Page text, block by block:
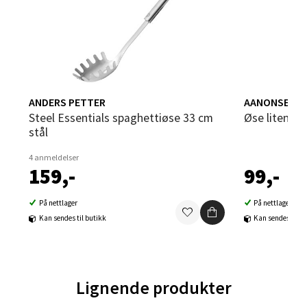
ANDERS PETTER
Steel Essentials spaghettiøse 33 cm
stål
4 anmeldelser
159,-
På nettlager
Kan sendes til butikk
AANONSEN
Øse liten
99,-
På nettlager
Kan sendes til
Lignende produkter
Sandvika - Thon Senter Sandvika
Brodtkorbsgate 7, 1338 Sandvika
Åpent i dag 10-21
0 i butikk